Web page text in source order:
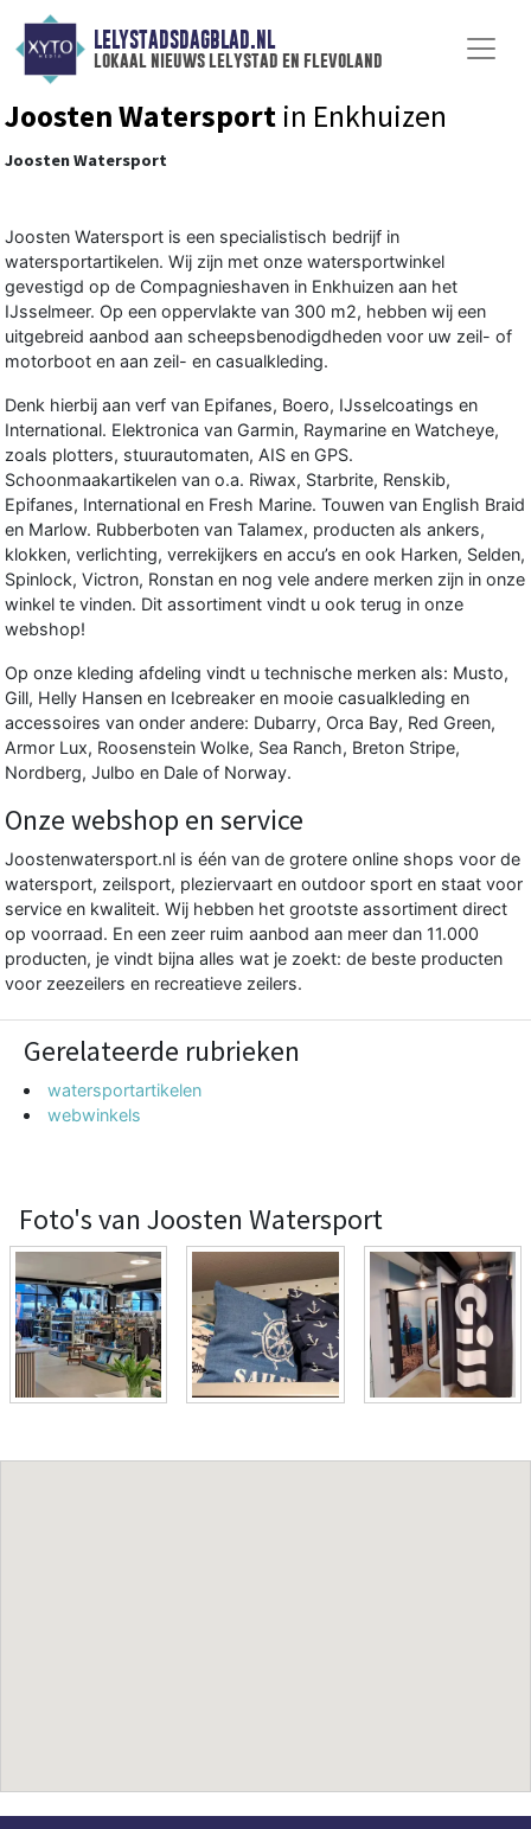
LELYSTADSDAGBLAD.NL
lokaal nieuws lelystad en flevoland
Joosten Watersport in Enkhuizen
Joosten Watersport
Joosten Watersport is een specialistisch bedrijf in
watersportartikelen. Wij zijn met onze watersportwinkel
gevestigd op de Compagnieshaven in Enkhuizen aan het
IJsselmeer. Op een oppervlakte van 300 m2, hebben wij een
uitgebreid aanbod aan scheepsbenodigdheden voor uw zeil- of
motorboot en aan zeil- en casualkleding.
Denk hierbij aan verf van Epifanes, Boero, IJsselcoatings en
International. Elektronica van Garmin, Raymarine en Watcheye,
zoals plotters, stuurautomaten, AIS en GPS.
Schoonmaakartikelen van o.a. Riwax, Starbrite, Renskib,
Epifanes, International en Fresh Marine. Touwen van English Braid
en Marlow. Rubberboten van Talamex, producten als ankers,
klokken, verlichting, verrekijkers en accu’s en ook Harken, Selden,
Spinlock, Victron, Ronstan en nog vele andere merken zijn in onze
winkel te vinden. Dit assortiment vindt u ook terug in onze
webshop!
Op onze kleding afdeling vindt u technische merken als: Musto,
Gill, Helly Hansen en Icebreaker en mooie casualkleding en
accessoires van onder andere: Dubarry, Orca Bay, Red Green,
Armor Lux, Roosenstein Wolke, Sea Ranch, Breton Stripe,
Nordberg, Julbo en Dale of Norway.
Onze webshop en service
Joostenwatersport.nl is één van de grotere online shops voor de
watersport, zeilsport, pleziervaart en outdoor sport en staat voor
service en kwaliteit. Wij hebben het grootste assortiment direct
op voorraad. En een zeer ruim aanbod aan meer dan 11.000
producten, je vindt bijna alles wat je zoekt: de beste producten
voor zeezeilers en recreatieve zeilers.
Gerelateerde rubrieken
watersportartikelen
webwinkels
Foto's van Joosten Watersport